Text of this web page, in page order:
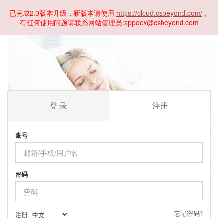
已完成2.0版本升级，新版本请使用 https://cloud.csbeyond.com/，
有任何使用问题请联系网站管理员:appdev@csbeyond.com
登 录 注册
账号
密码
注册 忘记密码?